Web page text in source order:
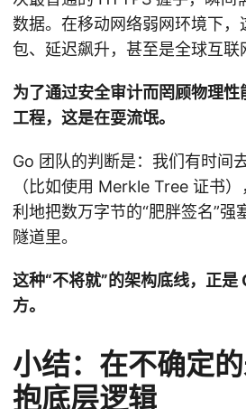
数据。在移动网络弱网环境下，
包、延迟飙升，甚至是全球互联
为了通过安全审计而罔顾物理
工程，这是在耍流氓。
Go 团队的判断是：我们有时间
（比如使用 Merkle Tree 证书
利地把数万字节的“肥胖签名”强
隧道里。
这种“不将就”的架构底线，正是
方。
小结：在不确定
抱底层逻辑